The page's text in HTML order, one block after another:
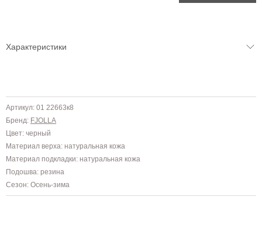
Характеристики
Артикул: 01 22663к8
Бренд: FJOLLA
Цвет: черный
Материал верха: натуральная кожа
Материал подкладки: натуральная кожа
Подошва: резина
Сезон: Осень-зима